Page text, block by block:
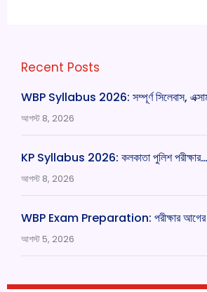
Recent Posts
WBP Syllabus 2026: সম্পূর্ণ সিলেবাস,
আগস্ট 8, 2026
KP Syllabus 2026: কলকাতা পুলিশ পরীক্ষার…
আগস্ট 8, 2026
WBP Exam Preparation: পরীক্ষার
আগস্ট 5, 2026